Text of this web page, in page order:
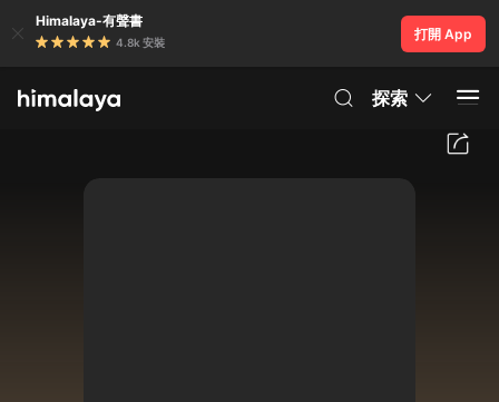
Himalaya-有聲書
4.8k 安裝
打開 App
探索